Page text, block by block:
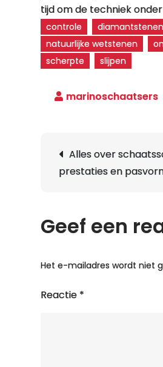
tijd om de techniek
controle diamantstenen
natuurlijke wetstenen
scherpte
slijpen
Alles over
prestaties en
Geef een
Het e-mailadres wordt niet
Reactie *